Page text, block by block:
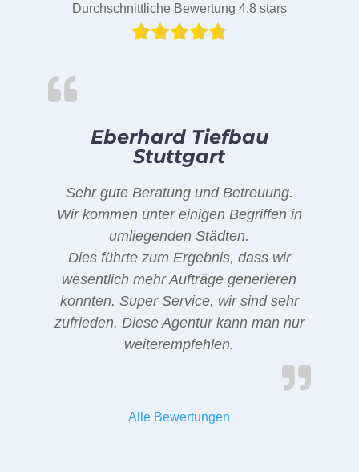
Durchschnittliche Bewertung 4.8 stars
Eberhard Tiefbau
Stuttgart
Sehr gute Beratung und Betreuung.
Wir kommen unter einigen Begriffen in
umliegenden Städten.
Dies führte zum Ergebnis, dass wir
wesentlich mehr Aufträge generieren
konnten. Super Service, wir sind sehr
zufrieden. Diese Agentur kann man nur
weiterempfehlen.
Alle Bewertungen